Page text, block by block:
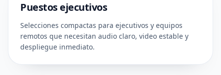
Puestos ejecutivos
Selecciones compactas para ejecutivos y equipos
remotos que necesitan audio claro, video estable y
despliegue inmediato.